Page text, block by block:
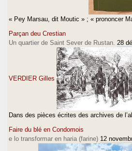
« Pey Marsau, dit Moutic » ; « prononcer
Parçan deu Crestian
Un quartier de Saint Sever de Rustan. 28
VERDIER Gilles
Dans des pièces écrites des archives de
Faire du blé en Condomois
e lo transformar en haria (farine) 12